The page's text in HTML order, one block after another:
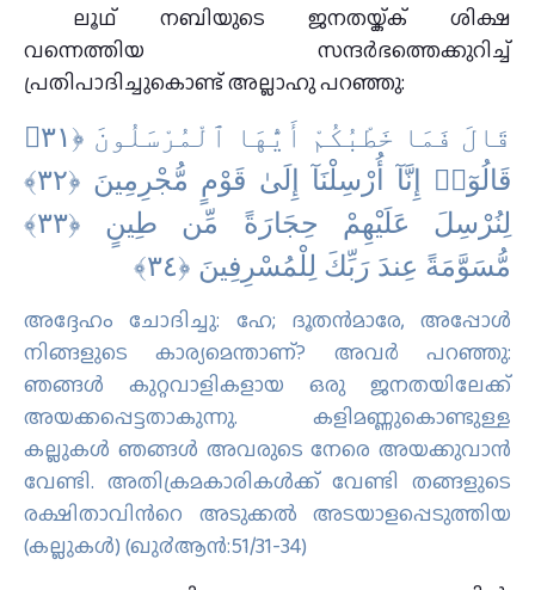
ലൂഥ് നബിയുടെ ജനതയ്ക്ക് ശിക്ഷ
വന്നെത്തിയ സന്ദർഭത്തെക്കുറിച്ച്
പ്രതിപാദിച്ചുകൊണ്ട് അല്ലാഹു പറഞ്ഞു:
قَالَ فَمَا خَطْبُكُمْ أَيُّهَا ٱلْمُرْسَلُونَ ‎﴿٣١﴾‏
قَالُوٓا۟ إِنَّآ أُرْسِلْنَآ إِلَىٰ قَوْمٍ مُّجْرِمِينَ ‎﴿٣٢﴾‏
لِنُرْسِلَ عَلَيْهِمْ حِجَارَةً مِّن طِينٍ ‎﴿٣٣﴾‏
مُّسَوَّمَةً عِندَ رَبِّكَ لِلْمُسْرِفِينَ ‎﴿٣٤﴾
അദ്ദേഹം ചോദിച്ചു: ഹേ; ദൂതന്‍മാരേ, അപ്പോള്‍
നിങ്ങളുടെ കാര്യമെന്താണ്‌? അവര്‍ പറഞ്ഞു:
ഞങ്ങള്‍ കുറ്റവാളികളായ ഒരു ജനതയിലേക്ക്
അയക്കപ്പെട്ടതാകുന്നു. കളിമണ്ണുകൊണ്ടുള്ള
കല്ലുകള്‍ ഞങ്ങള്‍ അവരുടെ നേരെ അയക്കുവാന്‍
വേണ്ടി. അതിക്രമകാരികള്‍ക്ക് വേണ്ടി തങ്ങളുടെ
രക്ഷിതാവിന്‍റെ അടുക്കല്‍ അടയാളപ്പെടുത്തിയ
(കല്ലുകള്‍) (ഖു൪ആന്‍:51/31-34)